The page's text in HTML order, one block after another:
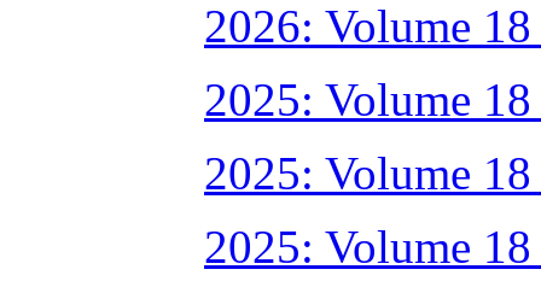
2026: Volume
2025: Volume
2025: Volume
2025: Volume